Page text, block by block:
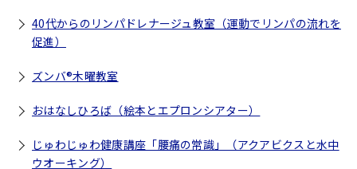
40代からのリンパドレナージュ教室（運動でリンパの流れを
促進）
ズンバ®木曜教室
おはなしひろば（絵本とエプロンシアター）
じゅわじゅわ健康講座「腰痛の常識」（アクアビクスと水中
ウオーキング）